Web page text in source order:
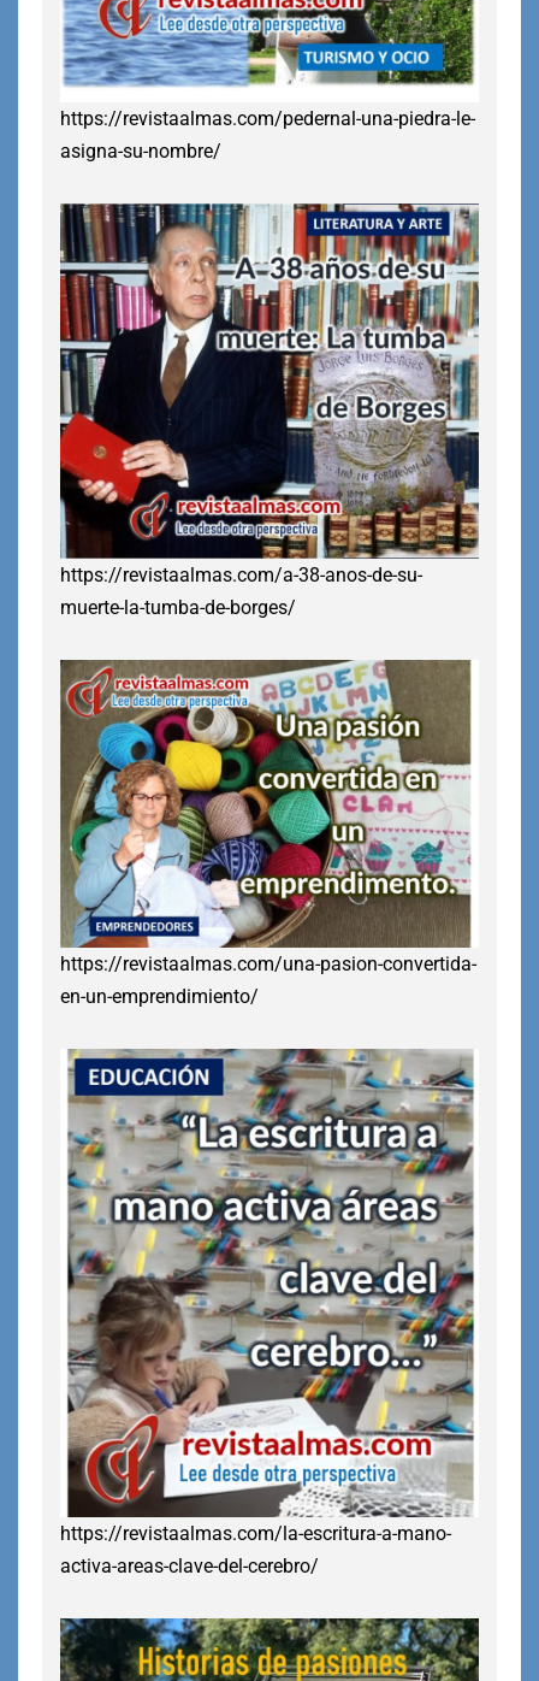
https://revistaalmas.com/pedernal-una-piedra-le-
asigna-su-nombre/
https://revistaalmas.com/a-38-anos-de-su-
muerte-la-tumba-de-borges/
https://revistaalmas.com/una-pasion-convertida-
en-un-emprendimiento/
https://revistaalmas.com/la-escritura-a-mano-
activa-areas-clave-del-cerebro/